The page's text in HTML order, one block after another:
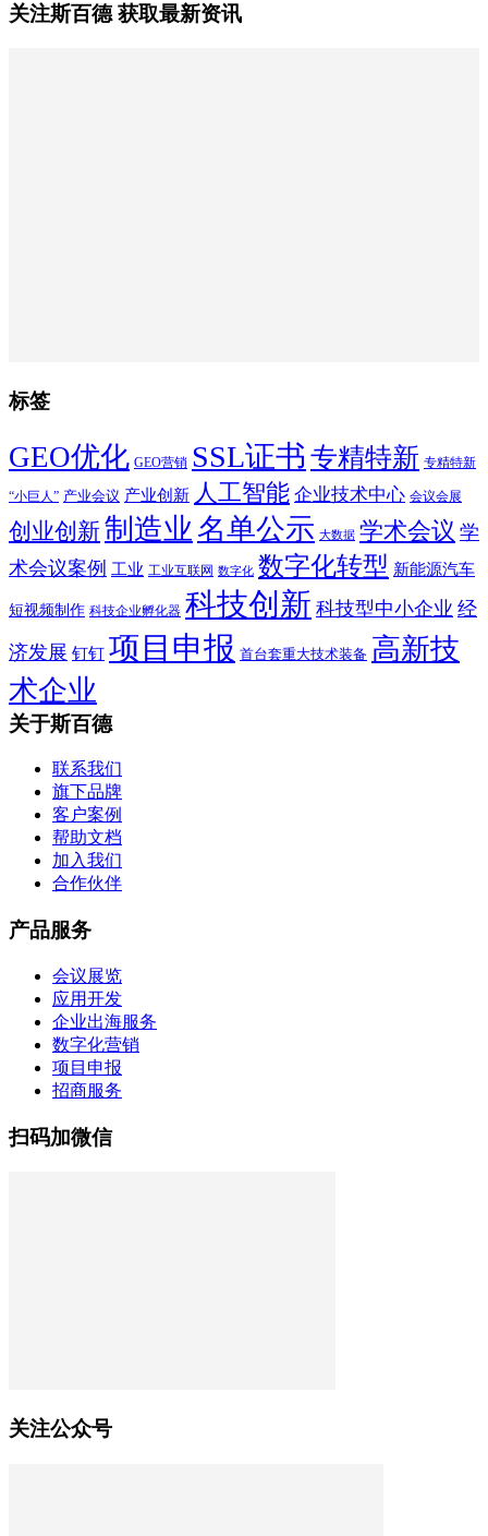
关注斯百德 获取最新资讯
标签
GEO优化 GEO营销 SSL证书 专精特新 专精特新
“小巨人” 产业会议 产业创新 人工智能 企业技术中心 会议会展
创业创新制造业 名单公示 大数据 学术会议 学
术会议案例 工业 工业互联网 数字化 数字化转型 新能源汽车
短视频制作 科技企业孵化器 科技创新 科技型中小企业 经
济发展 钉钉 项目申报 首台套重大技术装备 高新技
术企业
关于斯百德
联系我们
旗下品牌
客户案例
帮助文档
加入我们
合作伙伴
产品服务
会议展览
应用开发
企业出海服务
数字化营销
项目申报
招商服务
扫码加微信
关注公众号